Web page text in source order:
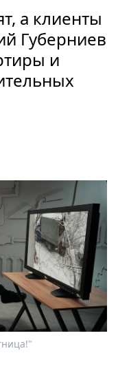
а клиенты
Губерниев
и